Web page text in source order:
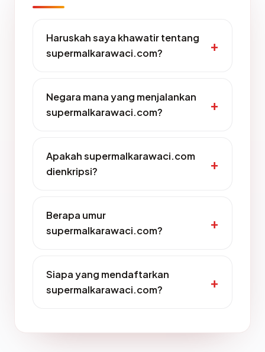
Haruskah saya khawatir tentang
supermalkarawaci.com?
Negara mana yang menjalankan
supermalkarawaci.com?
Apakah supermalkarawaci.com
dienkripsi?
Berapa umur
supermalkarawaci.com?
Siapa yang mendaftarkan
supermalkarawaci.com?